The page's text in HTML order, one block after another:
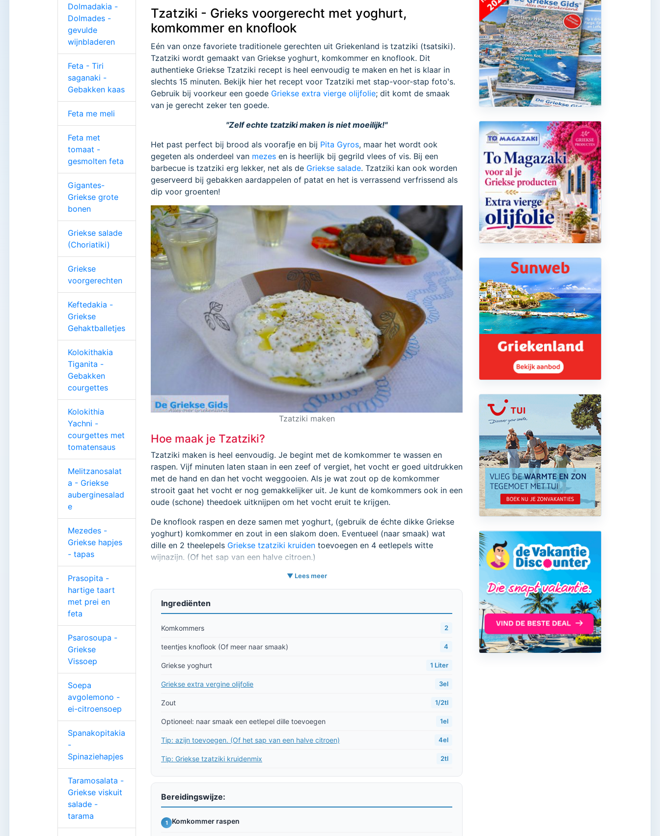
Tzatziki - Grieks voorgerecht met yoghurt,
komkommer en knoflook
Eén van onze favoriete traditionele gerechten uit Griekenland is tzatziki (tsatsiki).
Tzatziki wordt gemaakt van Griekse yoghurt, komkommer en knoflook. Dit
authentieke Griekse Tzatziki recept is heel eenvoudig te maken en het is klaar in
slechts 15 minuten. Bekijk hier het recept voor Tzatziki met stap-voor-stap foto's.
Gebruik bij voorkeur een goede Griekse extra vierge olijfolie; dit komt de smaak
van je gerecht zeker ten goede.
"Zelf echte tzatziki maken is niet moeilijk!"
Het past perfect bij brood als voorafje en bij Pita Gyros, maar het wordt ook
gegeten als onderdeel van mezes en is heerlijk bij gegrild vlees of vis. Bij een
barbecue is tzatziki erg lekker, net als de Griekse salade. Tzatziki kan ook worden
geserveerd bij gebakken aardappelen of patat en het is verrassend verfrissend als
dip voor groenten!
Tzatziki maken
Hoe maak je Tzatziki?
Tzatziki maken is heel eenvoudig. Je begint met de komkommer te wassen en
raspen. Vijf minuten laten staan in een zeef of vergiet, het vocht er goed uitdrukken
met de hand en dan het vocht weggooien. Als je wat zout op de komkommer
strooit gaat het vocht er nog gemakkelijker uit. Je kunt de komkommers ook in een
oude (schone) theedoek uitknijpen om het vocht eruit te krijgen.
De knoflook raspen en deze samen met yoghurt, (gebruik de échte dikke Griekse
yoghurt) komkommer en zout in een slakom doen. Eventueel (naar smaak) wat
dille en 2 theelepels Griekse tzatziki kruiden toevoegen en 4 eetlepels witte
wijnazijn. (Of het sap van een halve citroen.)
Dit alles tot een samenhangende massa roeren en beetje bij beetje de extra vergine
olijfolie toevoegen onder voortdurend roeren. Gebruik eengoede extra vergine
olijfolie, dit komt de smaak van de tzatziki echt ten goede. Ongeveer een uur in de
koelkast laten staan voor het opdienen.
▼ Lees meer
Ingrediënten
Komkommers 2
teentjes knoflook (Of meer naar smaak) 4
Griekse yoghurt 1 Liter
Griekse extra vergine olijfolie 3el
Zout 1/2tl
Optioneel: naar smaak een eetlepel dille toevoegen 1el
Tip: azijn toevoegen. (Of het sap van een halve citroen) 4el
Tip: Griekse tzatziki kruidenmix 2tl
Bereidingswijze:
1 Komkommer raspen
Dolmadakia -
Dolmades -
gevulde
wijnbladeren
Feta - Tiri
saganaki -
Gebakken kaas
Feta me meli
Feta met
tomaat -
gesmolten feta
Gigantes-
Griekse grote
bonen
Griekse salade
(Choriatiki)
Griekse
voorgerechten
Keftedakia -
Griekse
Gehaktballetjes
Kolokithakia
Tiganita -
Gebakken
courgettes
Kolokithia
Yachni -
courgettes met
tomatensaus
Melitzanosalat
a - Griekse
auberginesalad
e
Mezedes -
Griekse hapjes
- tapas
Prasopita -
hartige taart
met prei en
feta
Psarosoupa -
Griekse
Vissoep
Soepa
avgolemono -
ei-citroensoep
Spanakopitakia
-
Spinaziehapjes
Taramosalata -
Griekse viskuit
salade -
tarama